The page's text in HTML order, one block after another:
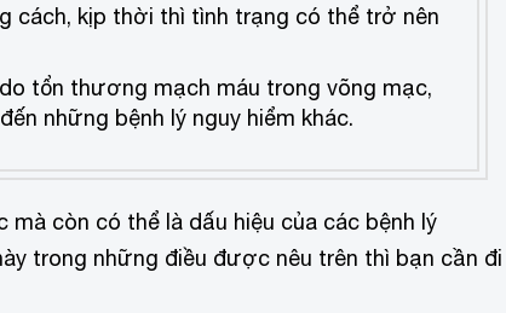
cách, kịp thời thì tình trạng có thể trở nên
tổn thương mạch máu trong võng mạc,
những bệnh lý nguy hiểm khác.
còn có thể là dấu hiệu của các bệnh lý
trong những điều được nêu trên thì bạn cần đi